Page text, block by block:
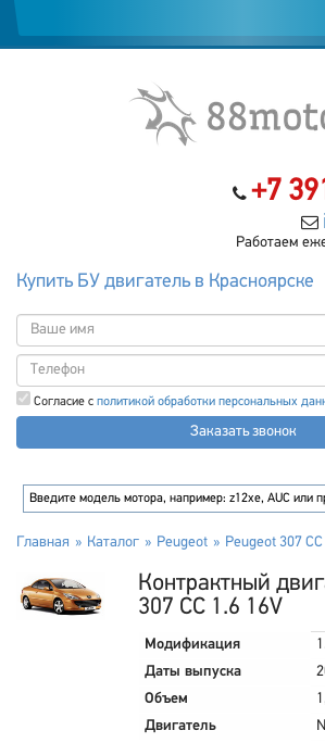
+7
Работаем
Купить БУ двигатель в Красноярске
Согласие с политикой обработки персональных
Заказать звонок
Главная Каталог Peugeot Peugeot 307 CC
Контрактный
307 CC 1.6 16V
Модификация
Даты выпуска
Объем
Двигатель